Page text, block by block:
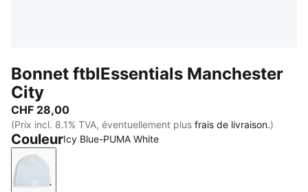
Bonnet ftblEssentials Manchester
City
CHF 28,00
(Prix incl. 8.1% TVA, éventuellement plus frais de livraison.)
CouleurIcy Blue-PUMA White
Icy Blue-PUMA White